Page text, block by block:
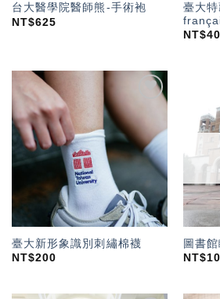
台大醫學院醫師熊-手術袍
NT$625
臺大
NT$40
望輕
單」
臺大新形象識別刺繡棉襪
NT$200
圖書
NT$